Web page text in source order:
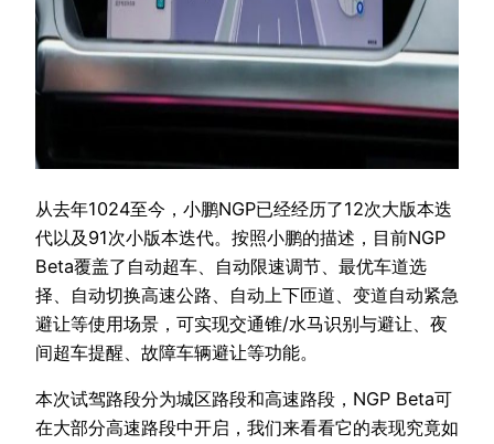
从去年1024至今，小鹏NGP已经经历了12次大版本迭
代以及91次小版本迭代。按照小鹏的描述，目前NGP
Beta覆盖了自动超车、自动限速调节、最优车道选
择、自动切换高速公路、自动上下匝道、变道自动紧急
避让等使用场景，可实现交通锥/水马识别与避让、夜
间超车提醒、故障车辆避让等功能。
本次试驾路段分为城区路段和高速路段，NGP Beta可
在大部分高速路段中开启，我们来看看它的表现究竟如